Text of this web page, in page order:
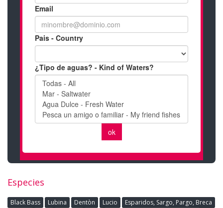
Especies
Black Bass Lubina Dentòn Lucio
Esparidos, Sargo, Pargo, Breca